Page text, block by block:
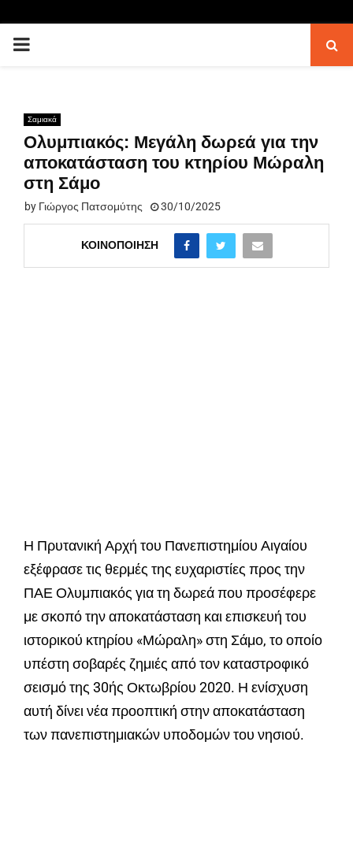
PRIMARY
Σαμιακά
Ολυμπιακός: Μεγάλη δωρεά για την
αποκατάσταση του κτηρίου Μώραλη
στη Σάμο
by Γιώργος Πατσομύτης 30/10/2025
ΚΟΙΝΟΠΟΊΗΣΗ
Η Πρυτανική Αρχή του Πανεπιστημίου Αιγαίου
εξέφρασε τις θερμές της ευχαριστίες προς την
ΠΑΕ Ολυμπιακός για τη δωρεά που προσέφερε
με σκοπό την αποκατάσταση και επισκευή του
ιστορικού κτηρίου «Μώραλη» στη Σάμο, το οποίο
υπέστη σοβαρές ζημιές από τον καταστροφικό
σεισμό της 30ής Οκτωβρίου 2020. Η ενίσχυση
αυτή δίνει νέα προοπτική στην αποκατάσταση
των πανεπιστημιακών υποδομών του νησιού.